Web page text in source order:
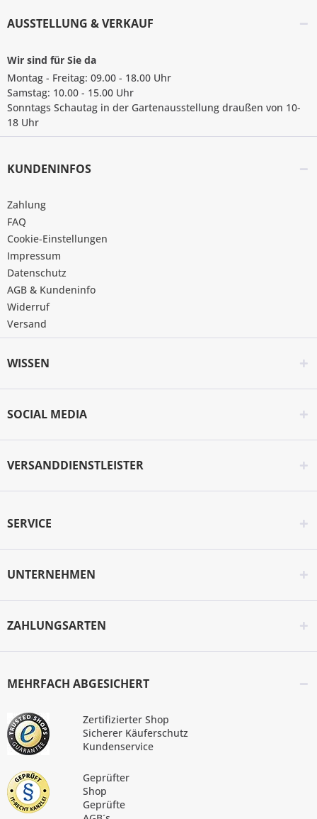
AUSSTELLUNG & VERKAUF
Wir sind für Sie da
Montag - Freitag: 09.00 - 18.00 Uhr
Samstag: 10.00 - 15.00 Uhr
Sonntags Schautag in der Gartenausstellung draußen von 10-
18 Uhr
KUNDENINFOS
Zahlung
FAQ
Cookie-Einstellungen
Impressum
Datenschutz
AGB & Kundeninfo
Widerruf
Versand
WISSEN
SOCIAL MEDIA
VERSANDDIENSTLEISTER
SERVICE
UNTERNEHMEN
ZAHLUNGSARTEN
MEHRFACH ABGESICHERT
Zertifizierter Shop
Sicherer Käuferschutz
Kundenservice
Geprüfter
Shop
Geprüfte